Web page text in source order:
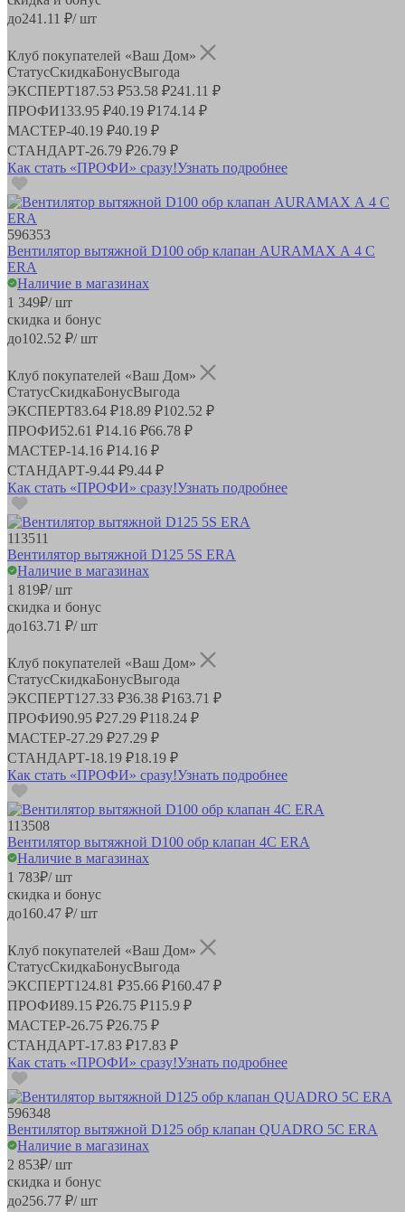
до241.11 ₽/ шт
Клуб покупателей «Ваш Дом»
СтатусСкидкаБонусВыгода
ЭКСПЕРТ187.53 ₽53.58 ₽241.11 ₽
ПРОФИ133.95 ₽40.19 ₽174.14 ₽
МАСТЕР-40.19 ₽40.19 ₽
СТАНДАРТ-26.79 ₽26.79 ₽
Как стать «ПРОФИ» сразу!Узнать подробнее
596353
Вентилятор вытяжной D100 обр клапан AURAMAX А 4 С
ERA
Наличие в магазинах
1 349₽/ шт
скидка и бонус
до102.52 ₽/ шт
Клуб покупателей «Ваш Дом»
СтатусСкидкаБонусВыгода
ЭКСПЕРТ83.64 ₽18.89 ₽102.52 ₽
ПРОФИ52.61 ₽14.16 ₽66.78 ₽
МАСТЕР-14.16 ₽14.16 ₽
СТАНДАРТ-9.44 ₽9.44 ₽
Как стать «ПРОФИ» сразу!Узнать подробнее
113511
Вентилятор вытяжной D125 5S ERA
Наличие в магазинах
1 819₽/ шт
скидка и бонус
до163.71 ₽/ шт
Клуб покупателей «Ваш Дом»
СтатусСкидкаБонусВыгода
ЭКСПЕРТ127.33 ₽36.38 ₽163.71 ₽
ПРОФИ90.95 ₽27.29 ₽118.24 ₽
МАСТЕР-27.29 ₽27.29 ₽
СТАНДАРТ-18.19 ₽18.19 ₽
Как стать «ПРОФИ» сразу!Узнать подробнее
113508
Вентилятор вытяжной D100 обр клапан 4C ERA
Наличие в магазинах
1 783₽/ шт
скидка и бонус
до160.47 ₽/ шт
Клуб покупателей «Ваш Дом»
СтатусСкидкаБонусВыгода
ЭКСПЕРТ124.81 ₽35.66 ₽160.47 ₽
ПРОФИ89.15 ₽26.75 ₽115.9 ₽
МАСТЕР-26.75 ₽26.75 ₽
СТАНДАРТ-17.83 ₽17.83 ₽
Как стать «ПРОФИ» сразу!Узнать подробнее
596348
Вентилятор вытяжной D125 обр клапан QUADRO 5C ERA
Наличие в магазинах
2 853₽/ шт
скидка и бонус
до256.77 ₽/ шт